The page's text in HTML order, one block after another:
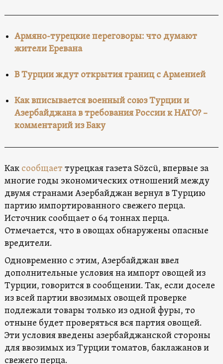
Армяно-турецкие переговоры: что думают
жители Еревана
В Турции ждут открытия границ с Арменией
Как вписывается военный союз Турции и
Азербайджана в требования России к НАТО? –
комментарий из Баку
Как сообщает турецкая газета Sözcü, впервые за
многие годы экономических отношений между
двумя странами Азербайджан вернул в Турцию
партию импортированного свежего перца.
Источник сообщает о 64 тоннах перца.
Отмечается, что в овощах обнаружены опасные
вредители.
Одновременно с этим, Азербайджан ввел
дополнительные условия на импорт овощей из
Турции, говорится в сообщении. Так, если доселе
из всей партии ввозимых овощей проверке
подлежали товары только из одной фуры, то
отныне будет проверяться вся партия овощей.
Эти условия введены азербайджанской стороны
для ввозимых из Турции томатов, баклажанов и
свежего перца.